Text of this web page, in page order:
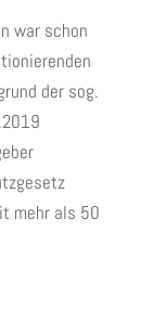
war schon
der sog.
mehr als 50